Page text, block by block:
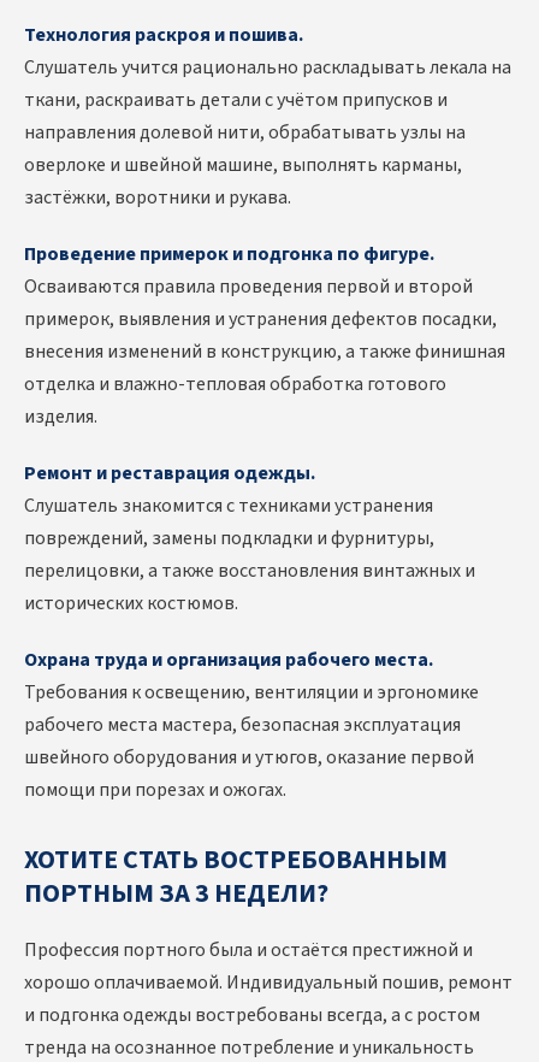
Технология раскроя и пошива.
Слушатель учится рационально раскладывать лекала на
ткани, раскраивать детали с учётом припусков и
направления долевой нити, обрабатывать узлы на
оверлоке и швейной машине, выполнять карманы,
застёжки, воротники и рукава.
Проведение примерок и подгонка по фигуре.
Осваиваются правила проведения первой и второй
примерок, выявления и устранения дефектов посадки,
внесения изменений в конструкцию, а также финишная
отделка и влажно-тепловая обработка готового
изделия.
Ремонт и реставрация одежды.
Слушатель знакомится с техниками устранения
повреждений, замены подкладки и фурнитуры,
перелицовки, а также восстановления винтажных и
исторических костюмов.
Охрана труда и организация рабочего места.
Требования к освещению, вентиляции и эргономике
рабочего места мастера, безопасная эксплуатация
швейного оборудования и утюгов, оказание первой
помощи при порезах и ожогах.
ХОТИТЕ СТАТЬ ВОСТРЕБОВАННЫМ
ПОРТНЫМ ЗА 3 НЕДЕЛИ?
Профессия портного была и остаётся престижной и
хорошо оплачиваемой. Индивидуальный пошив, ремонт
и подгонка одежды востребованы всегда, а с ростом
тренда на осознанное потребление и уникальность